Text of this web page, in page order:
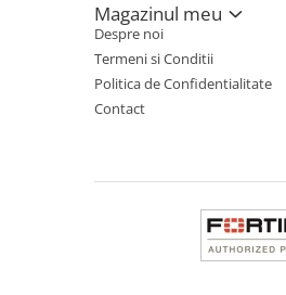
Magazinul meu
Despre noi
Termeni si Conditii
Politica de Confidentialitate
Contact